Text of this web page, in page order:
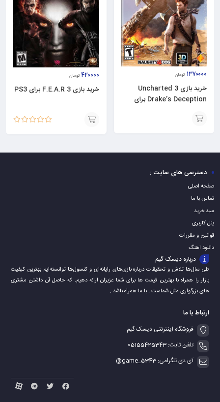
۱۳۷۰۰۰۰ تومان
خرید بازی Uncharted 3
Drake’s Deception برای
۴۲۰۰۰۰ تومان
خرید بازی F.E.A.R 3 برای PS3
دسترسی های سایت :
صفحه اصلی
تماس با ما
سبد خرید
پنل کاربری
قوانین و مقررات
دانلود اهنگ
درباره دیسک گیم
طی سال‌ها تلاش و تحقیقات درباره بازی‌های رایانه‌ای و کنسول‌ها توانسته‌ایم بهترین کیفیت
بازار را همراه با بهترین قیمت ها برای شما عزیزان ارائه دهیم. که حاصل آن داشتن مشتری
های بزرگواری مثل شماست . با ما همراه باشد .
ارتباط با ما
فروشگاه اینترنتی دیسک گیم
تلفن ثابت: 05155425343
آی دی تلگرامی: game_5343@